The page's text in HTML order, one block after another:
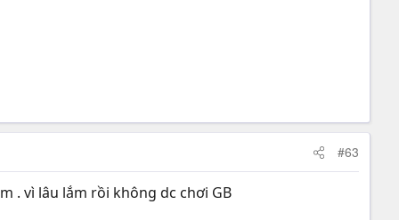
#63
. vì lâu lắm rồi không dc chơi GB